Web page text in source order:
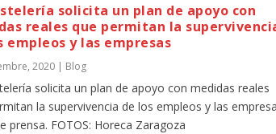
solicita un plan de apoyo con
reales que permitan la
empleos y las empresas
2020| Blog
solicita un plan de apoyo con medidas reales
la supervivencia de los empleos y las
prensa. FOTOS: Horeca Zaragoza